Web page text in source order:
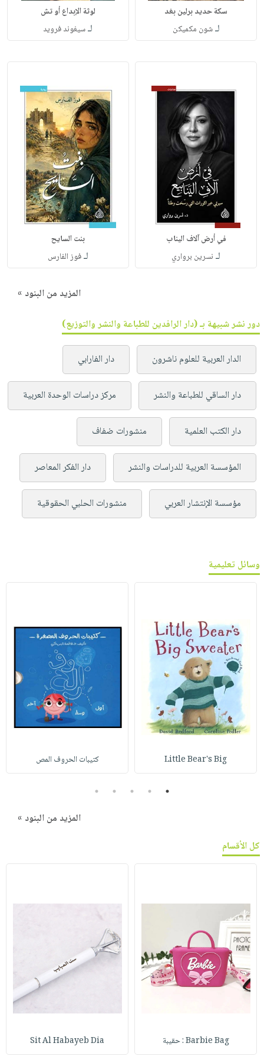
سكة حديد برلين بغد
لـشون مكميكن
لوثة الإبداع أو تش
لـسيغوند فرويد
في أرض آلاف اليناب
لـ نسرين برواري
بنت السايح
لـفوز الفارس
المزيد من البنود »
دور نشر شبيهة بـ (دار الرافدين للطباعة والنشر والتوزيع)
الدار العربية للعلوم ناشرون دار الفارابي
دار الساقي للطباعة والنشر مركز دراسات الوحدة العربية
دار الكتب العلمية منشورات ضفاف
المؤسسة العربية للدراسات والنشر دار الفكر المعاصر
مؤسسة الإنتشار العربي منشورات الحلبي الحقوقية
وسائل تعليمية
Little Bear's Big كتيبات الحروف المص
1
2
3
4
5
المزيد من البنود »
كل الأقسام
Barbie Bag : حقيبة Sit Al Habayeb Dia